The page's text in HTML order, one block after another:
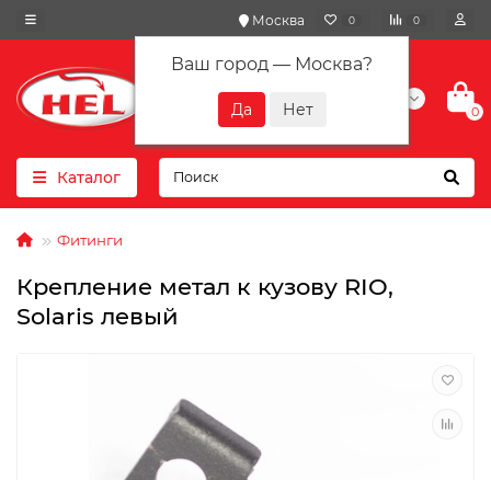
Москва
Ваш город — Москва?
0 0
+7(901) 417-10-01
0
Каталог
Фитинги
Крепление метал к кузову RIO,
Solaris левый